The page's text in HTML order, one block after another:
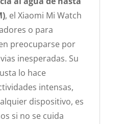
, el Xiaomi Mi Watch
o para
preocuparse por
inesperadas. Su
lo hace
intensas,
dispositivo, es
si no se cuida